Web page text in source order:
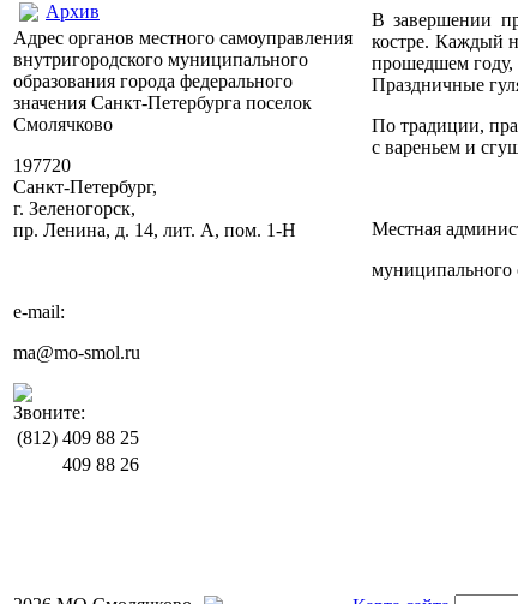
Архив
Адрес органов местного самоуправления
внутригородского муниципального
образования города федерального
значения Санкт-Петербурга поселок
Смолячково
197720
Санкт-Петербург,
г. Зеленогорск,
пр. Ленина, д. 14, лит. А, пом. 1-Н
e-mail:
ma@mo-smol.ru
Звоните:
(812) 409 88 25
409 88 26
В завершении
костре. Каждый
прошедшем году,
Праздничные
По традиции,
с вареньем и
Местная
муниципального